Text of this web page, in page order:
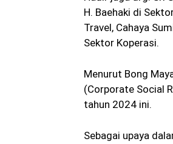
H. Baehaki di
Travel, Cahaya
Sektor Koperasi.
Menurut Bong
(Corporate Social
tahun 2024 ini.
Sebagai upaya